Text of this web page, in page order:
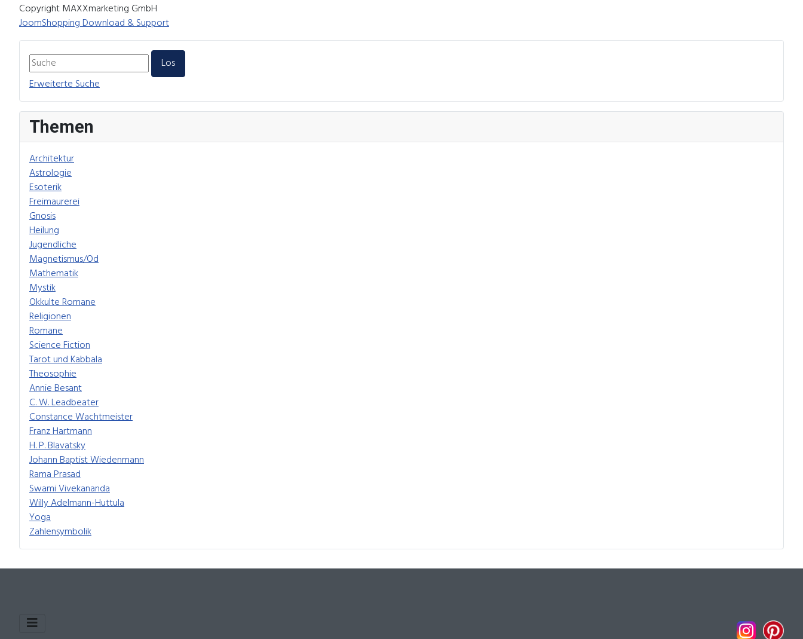
Erweiterte Suche
Themen
Architektur
Astrologie
Esoterik
Freimaurerei
Gnosis
Heilung
Jugendliche
Magnetismus/Od
Mathematik
Mystik
Okkulte Romane
Religionen
Romane
Science Fiction
Tarot und Kabbala
Theosophie
Annie Besant
C. W. Leadbeater
Constance Wachtmeister
Franz Hartmann
H. P. Blavatsky
Johann Baptist Wiedenmann
Rama Prasad
Swami Vivekananda
Willy Adelmann-Huttula
Yoga
Zahlensymbolik
Copyright MAXXmarketing GmbH
JoomShopping Download & Support